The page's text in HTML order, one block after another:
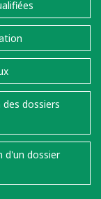
dossiers
d'un dossier